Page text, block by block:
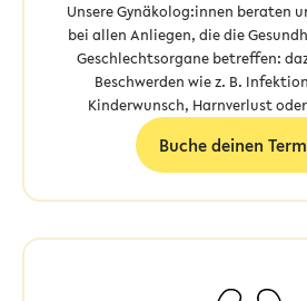
Unsere Gynäkolog:innen beraten
bei allen Anliegen, die die
Geschlechtsorgane betreffen:
Beschwerden wie z. B.
Kinderwunsch, Harnverlust
Buche deinen